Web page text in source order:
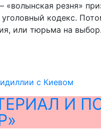
резня»
кодекс.
или тюрьма на
с Киевом
И